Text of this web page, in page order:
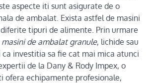
aspecte iti sunt asigurate de o
de ambalat. Exista astfel de masini
tipuri de alimente. Prin urmare
masini de ambalat granule, lichide sau
ca investitia sa fie cat mai mica atunci
de la Dany & Rody Impex, o
ofera echipamente profesionale,